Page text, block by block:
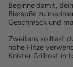
Beginne damit,
Biersoße zu
Geschmack und
Zweitens solltest
hohe Hitze
Knister Grillrost in